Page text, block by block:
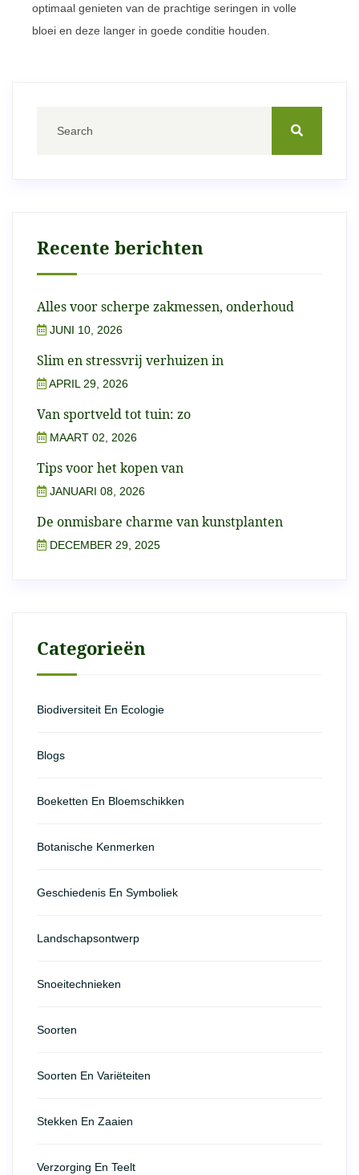
optimaal genieten van de prachtige seringen in volle
bloei en deze langer in goede conditie houden.
Recente berichten
Alles voor scherpe zakmessen, onderhoud
JUNI 10, 2026
Slim en stressvrij verhuizen in
APRIL 29, 2026
Van sportveld tot tuin: zo
MAART 02, 2026
Tips voor het kopen van
JANUARI 08, 2026
De onmisbare charme van kunstplanten
DECEMBER 29, 2025
Categorieën
Biodiversiteit En Ecologie
Blogs
Boeketten En Bloemschikken
Botanische Kenmerken
Geschiedenis En Symboliek
Landschapsontwerp
Snoeitechnieken
Soorten
Soorten En Variëteiten
Stekken En Zaaien
Verzorging En Teelt